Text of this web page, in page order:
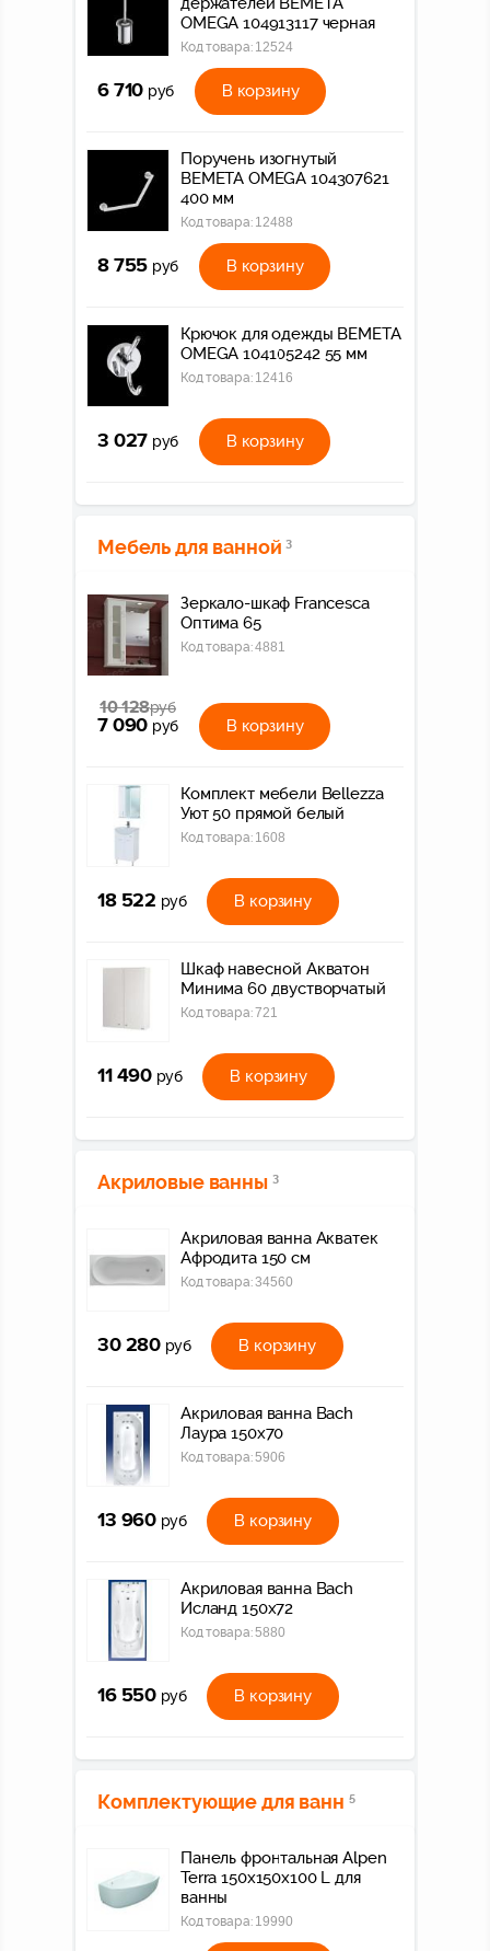
OMEGA 104913117 черная
Код товара: 12524
6 710 руб В корзину
Поручень изогнутый
BEMETA OMEGA 104307621
400 мм
Код товара: 12488
8 755 руб В корзину
Крючок для одежды BEMETA
OMEGA 104105242 55 мм
Код товара: 12416
3 027 руб В корзину
Мебель для ванной 3
Зеркало-шкаф Francesca
Оптима 65
Код товара:4881
10 128руб
7 090 руб В корзину
Комплект мебели Bellezza
Уют 50 прямой белый
Код товара: 1608
18 522 руб В корзину
Шкаф навесной Акватон
Минима 60 двустворчатый
Код товара:721
11 490 руб В корзину
Акриловые ванны 3
Акриловая ванна Акватек
Афродита 150 см
Код товара:34560
30 280 руб В корзину
Акриловая ванна Bach
Лаура 150х70
Код товара:5906
13 960 руб В корзину
Акриловая ванна Bach
Исланд 150х72
Код товара:5880
16 550 руб В корзину
Комплектующие для ванн 5
Панель фронтальная Alpen
Terra 150х150х100 L для
ванны
Код товара: 19990